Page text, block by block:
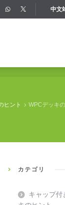
中文
ヒント WPCデッキ
カテゴリ
キャップ付